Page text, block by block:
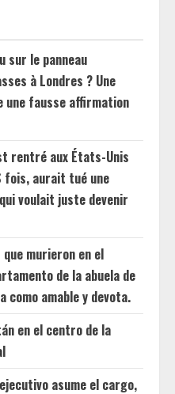
sur le panneau
à Londres ? Une
fausse affirmation
rentré aux États-Unis
fois, aurait tué une
voulait juste devenir
murieron en el
de la abuela de
como amable y devota.
en el centro de la
asume el cargo,